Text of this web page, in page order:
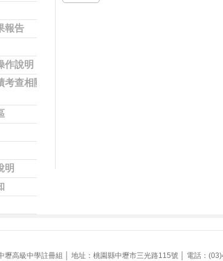
報告
作說明
查相關
明
壢高級中學註冊組 │ 地址：桃園縣中壢市三光路115號 │ 電話：